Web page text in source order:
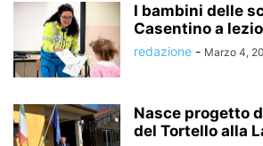
I bambini delle
Casentino a
redazione - Marzo 4,
Nasce progetto
del Tortello alla